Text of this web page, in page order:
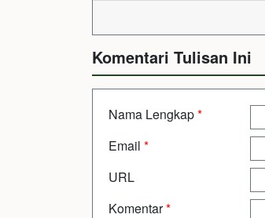
Komentari Tulisan Ini
Nama Lengkap*
Email *
URL
Komentar*